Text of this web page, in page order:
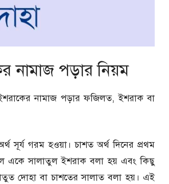
নামাজ পড়ার নিয়ম
নামাজ পড়ার ফজিলত, ইশরাক বা
সূর্য গরম হওয়া। চাশত অর্থ দিনের প্রথম
একে সালাতুল ইশরাক বলা হয় এবং কিছু
দোহা বা চাশতের সালাত বলা হয়। এই